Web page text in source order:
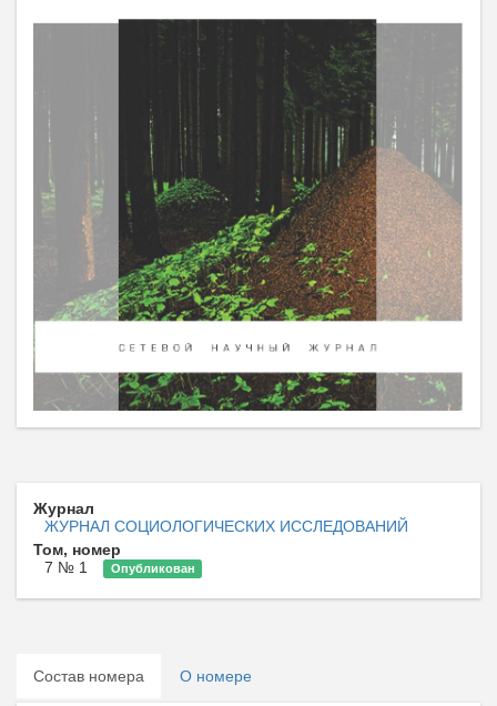
Журнал
ЖУРНАЛ СОЦИОЛОГИЧЕСКИХ ИССЛЕДОВАНИЙ
Том, номер
7 № 1
Опубликован
Состав номера О номере